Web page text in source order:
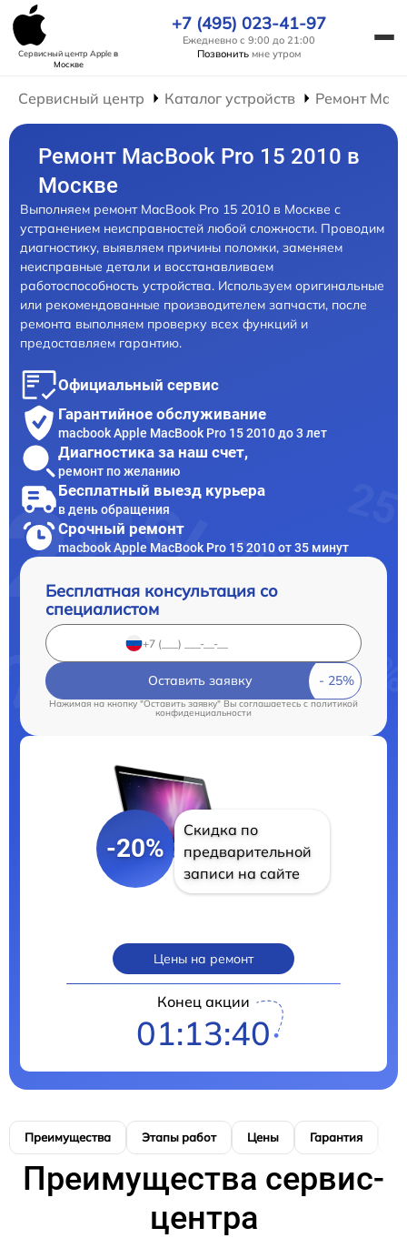
Сервисный центр Appleв
Москве
+7 (495) 023-41-97
Ежедневно с 9:00 до 21:00
Позвонить мне утром
Сервисный центр Каталог устройств Ремонт
Ремонт MacBook Pro 15 2010 в
Москве
Выполняем ремонт MacBook Pro 15 2010 в Москве с
устранением неисправностей любой сложности. Проводим
диагностику, выявляем причины поломки, заменяем
неисправные детали и восстанавливаем
работоспособность устройства. Используем оригинальные
или рекомендованные производителем запчасти, после
ремонта выполняем проверку всех функций и
предоставляем гарантию.
Официальный сервис
Гарантийное обслуживание
macbook Apple MacBook Pro 15 2010 до 3 лет
Диагностика за наш счет,
ремонт по желанию
Бесплатный выезд курьера
в день обращения
Срочный ремонт
macbook Apple MacBook Pro 15 2010 от 35 минут
Бесплатная консультация со
специалистом
Оставить заявку
Нажимая на кнопку "Оставить заявку" Вы соглашаетесь cполитикой
конфиденциальности
-20%
Скидка по
предварительной
записи на сайте
Цены на ремонт
Конец акции
01:13:40
Преимущества Этапы работ Цены Гарантия
Преимущества сервис-
центра